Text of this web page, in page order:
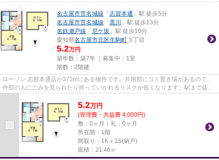
名古屋市営名城線 「 志賀本通 」駅 徒歩5分
名古屋市営名城線 「 黒川
」駅 徒歩13分
名鉄瀬戸線 「 尼ケ坂 」駅 徒歩10分
愛知県名古屋市北区生駒町 ３丁目
5.2万円
築年数：築7年 ｜募集中： 1室
階数：2階建
ローソン 志賀本通店が373mにある物件です。共用部にゴミ置き場があるので、
外部の人にごみを見られたり持っていかれるリスクが低くなります。駅まで徒歩
5.2万円
(管理費・共益費 4,000円)
敷：0ヶ月｜礼：0ヶ月
所在階：1階
間取り：1K＋1S(納戸)
面積：21.46㎡